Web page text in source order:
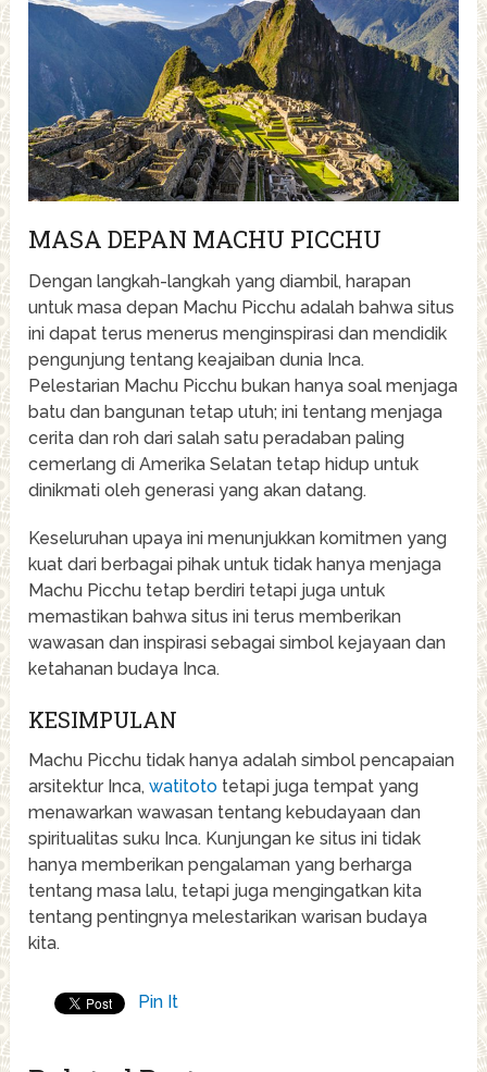
MASA DEPAN MACHU PICCHU
Dengan langkah-langkah yang diambil, harapan
untuk masa depan Machu Picchu adalah bahwa situs
ini dapat terus menerus menginspirasi dan mendidik
pengunjung tentang keajaiban dunia Inca.
Pelestarian Machu Picchu bukan hanya soal menjaga
batu dan bangunan tetap utuh; ini tentang menjaga
cerita dan roh dari salah satu peradaban paling
cemerlang di Amerika Selatan tetap hidup untuk
dinikmati oleh generasi yang akan datang.
Keseluruhan upaya ini menunjukkan komitmen yang
kuat dari berbagai pihak untuk tidak hanya menjaga
Machu Picchu tetap berdiri tetapi juga untuk
memastikan bahwa situs ini terus memberikan
wawasan dan inspirasi sebagai simbol kejayaan dan
ketahanan budaya Inca.
KESIMPULAN
Machu Picchu tidak hanya adalah simbol pencapaian
arsitektur Inca,watitoto tetapi juga tempat yang
menawarkan wawasan tentang kebudayaan dan
spiritualitas suku Inca. Kunjungan ke situs ini tidak
hanya memberikan pengalaman yang berharga
tentang masa lalu, tetapi juga mengingatkan kita
tentang pentingnya melestarikan warisan budaya
kita.
Pin It